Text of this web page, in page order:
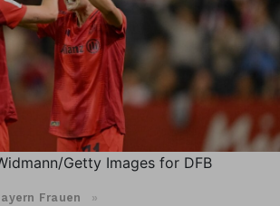
Getty Images for DFB
Frauen »